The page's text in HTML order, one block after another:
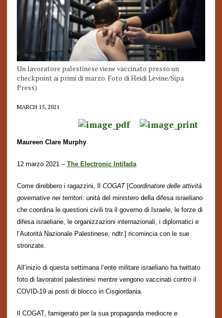
Un lavoratore palestinese viene vaccinato presso un
checkpoint ai primi di marzo. Foto di Heidi Levine/Sipa
Press)
MARCH 15, 2021
Maureen Clare Murphy
12 marzo 2021 – The Electronic Intifada
Come direbbero i ragazzini, Il COGAT[Coordinatore delle attività
governative nei territori: unità del ministero della difesa israeliano
che coordina le questioni civili tra il governo di Israele, le forze di
difesa israeliane, le organizzazioni internazionali, i diplomatici e
l’Autorità Nazionale Palestinese, ndtr.] ricomincia con le sue
stronzate.
All’inizio di questa settimana l’entemilitare israeliano ha twittato
foto di lavoratori palestinesi mentre vengono vaccinati contro il
COVID-19 ai posti di blocco in Cisgiordania.
Il COGAT, famigerato per la sua propaganda mediocre e